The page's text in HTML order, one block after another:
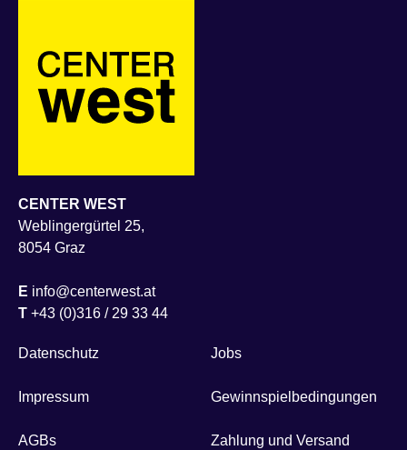
CENTER WEST
Weblingergürtel 25,
8054 Graz
E info@centerwest.at
T +43 (0)316 / 29 33 44
Datenschutz
Impressum
AGBs
Jobs
Gewinnspielbedingungen
Zahlung und Versand